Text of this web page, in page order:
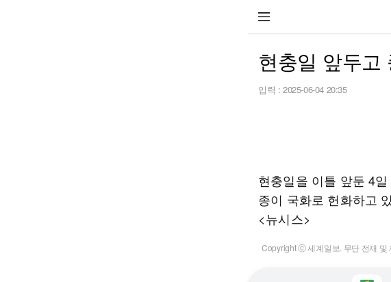
현충일 앞두고
입력 : 2025-06-04 20:35
현충일을 이틀 앞둔 4
종이 국화로 헌화하고
<뉴시스>
Copyright ⓒ 세계일보. 무단 전재 및